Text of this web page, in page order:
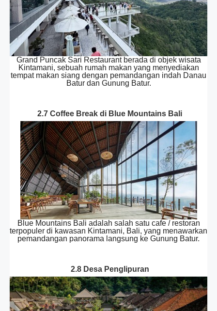
Grand Puncak Sari Restaurant berada di objek wisata
Kintamani, sebuah rumah makan yang menyediakan
tempat makan siang dengan pemandangan indah Danau
Batur dan Gunung Batur.
2.7 Coffee Break di Blue Mountains Bali
Blue Mountains Bali adalah salah satu cafe / restoran
terpopuler di kawasan Kintamani, Bali, yang menawarkan
pemandangan panorama langsung ke Gunung Batur.
2.8 Desa Penglipuran